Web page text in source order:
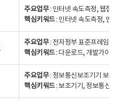
주요업무: 인터넷 속도측정, 웹접
핵심키워드: 인터넷 속도측정, 인
주요업무: 전자정부 표준프레임
핵심키워드: 다운로드, 개발가이
주요업무: 정보통신보조기기 보
핵심키워드: 보조기기, 정보통신